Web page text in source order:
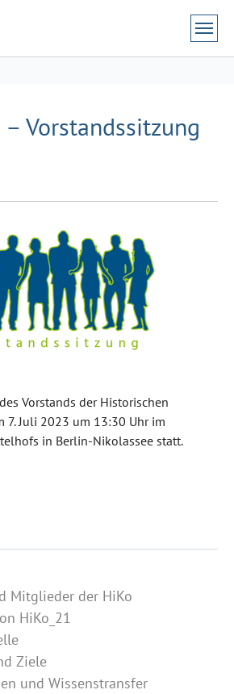
– Vorstandssitzung
Vorstands der Historischen
7. Juli 2023 um 13:30 Uhr im
in Berlin-Nikolassee statt.
Mitglieder der HiKo
HiKo_21
Ziele
und Wissenstransfer